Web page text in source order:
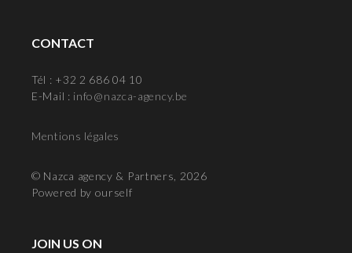
CONTACT
Tél : +32 2 686 04 10
E-Mail : info@nazca-agency.be
Mentions légales
© Nazca agency & Partners, 2026
Powered by ourself
JOIN US ON